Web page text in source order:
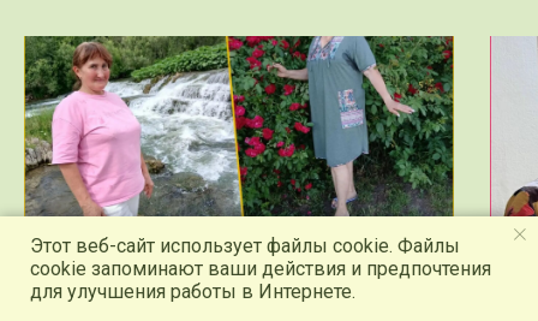
Этот веб-сайт использует файлы cookie. Файлы
cookie запоминают ваши действия и предпочтения
для улучшения работы в Интернете.